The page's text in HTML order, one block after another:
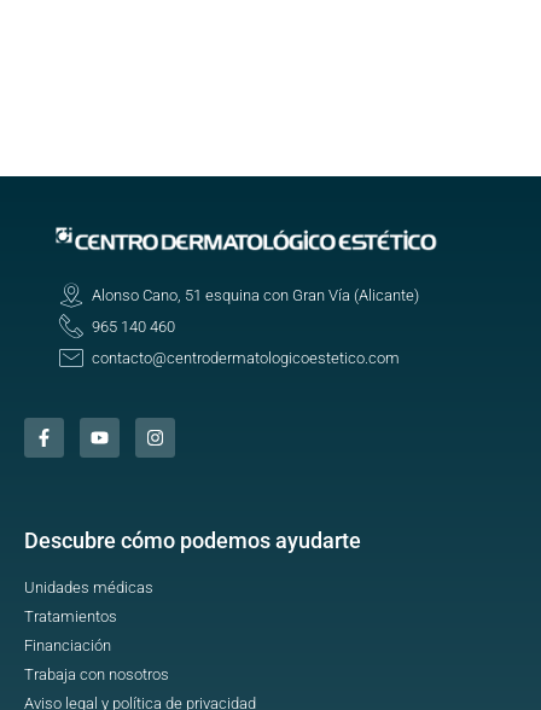
Alonso Cano, 51 esquina con Gran Vía (Alicante)
965 140 460
contacto@centrodermatologicoestetico.com
Descubre cómo podemos ayudarte
Unidades médicas
Tratamientos
Financiación
Trabaja con nosotros
Aviso legal y política de privacidad